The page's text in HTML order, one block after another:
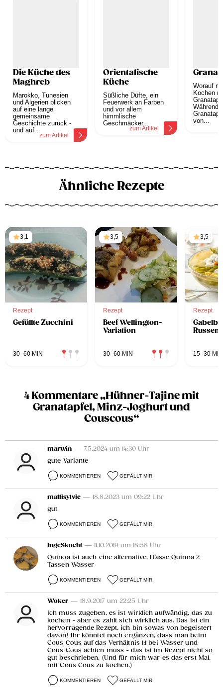
Die Küche des
Maghreb
Marokko, Tunesien
und Algerien blicken
auf eine lange
gemeinsame
Geschichte zurück -
und auf...
zum Artikel
Orientalische
Küche
Süßliche Düfte, ein
Feuerwerk an Farben
und vor allem
himmlische
Geschmäcker...
zum Artikel
Worauf
Kochen
Während
von...
Ähnliche Rezepte
3,1
Rezept
Gefüllte Zucchini
30–60 MIN
3,5
Rezept
Beef Wellington-
Variation
30–60 MIN
3,5
Rezept
Russen
15–30 MIN
4 Kommentare „Hühner-Tajine mit
Granatapfel, Minz-Joghurt und
Couscous“
marwin — 7.5.2024 um 14:30 Uhr
gute Variante
KOMMENTIEREN GEFÄLLT MIR
mallisylvie — 18.8.2023 um 09:22 Uhr
gut
KOMMENTIEREN GEFÄLLT MIR
IngeSkocht — 11.10.2019 um 18:58 Uhr
Quinoa ist auch eine alternative, 1Tasse Quinoa 2
Tassen Wasser
KOMMENTIEREN GEFÄLLT MIR
Woker — 18.9.2017 um 22:25 Uhr
Ich muss zugeben, es ist wirklich aufwändig, das zu
kochen - aber es zahlt sich wirklich aus. Das ist ein
hervorragende Rezept, ich bin sowas von begeistert
davon! Ihr könntet noch ergänzen, dass man beim
Cous Cous auf das Verhältnis 1:1 bei Wasser und
Cous Cous achten muss - das ist im Rezept nicht so
gut beschrieben. (Und für mich war es das erst Mal,
mit Cous Cous zu kochen.)
KOMMENTIEREN GEFÄLLT MIR